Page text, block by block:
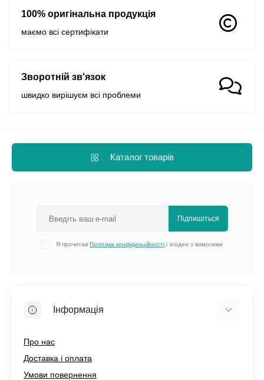
100% оригінальна продукція
маємо всі сертифікати
Зворотній зв'язок
швидко вирішуєм всі проблеми
Каталог товарів
Підпишіться
Я прочитав Політика конфіденційності і згоден з вимогами
Інформація
Про нас
Доставка і оплата
Умови повернення